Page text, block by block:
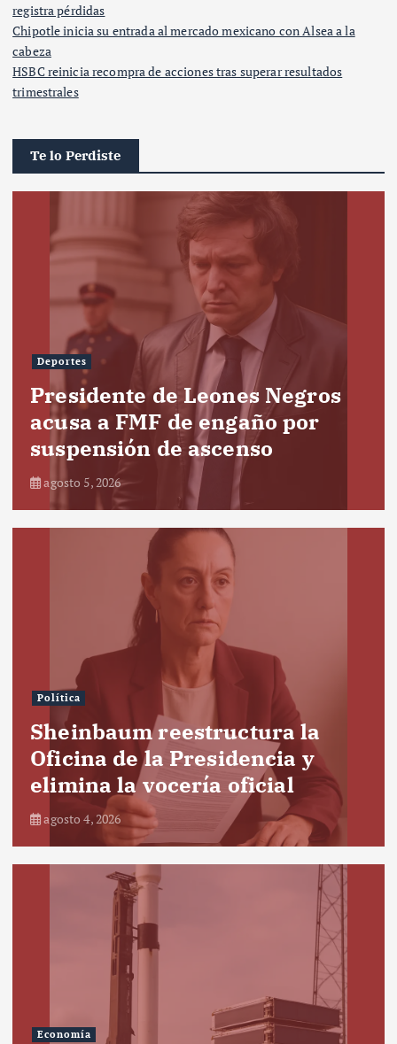
registra pérdidas
Chipotle inicia su entrada al mercado mexicano con Alsea a la
cabeza
HSBC reinicia recompra de acciones tras superar resultados
trimestrales
Te lo Perdiste
Deportes
Presidente de Leones Negros
acusa a FMF de engaño por
suspensión de ascenso
agosto 5, 2026
Política
Sheinbaum reestructura la
Oficina de la Presidencia y
elimina la vocería oficial
agosto 4, 2026
Economía